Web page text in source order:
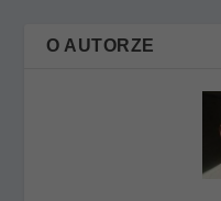
O AUTORZE